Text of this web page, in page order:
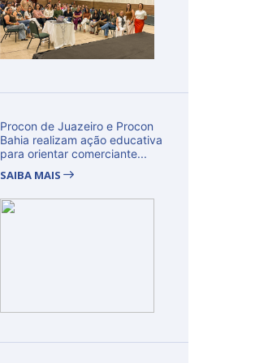
Procon de Juazeiro e Procon
Bahia realizam ação educativa
para orientar comerciante...
SAIBA MAIS